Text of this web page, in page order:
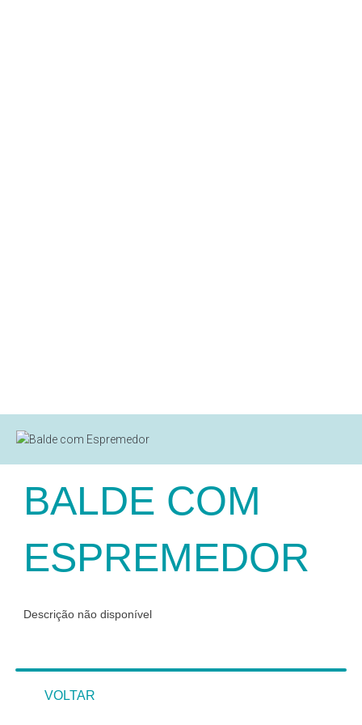
BALDE COM
ESPREMEDOR
Descrição não disponível
VOLTAR